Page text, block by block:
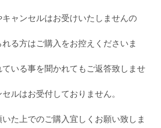
ャンセルはお受けいたしませんの
る方はご購入をお控えくださいま
いる事を聞かれてもご返答致しませ
ルはお受付しておりません。
いた上でのご購入宜しくお願い致しま